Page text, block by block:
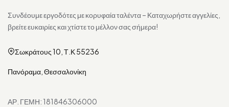
Συνδέουμε εργοδότες με κορυφαία ταλέντα – Καταχωρήστε αγγελίες,
βρείτε ευκαιρίες και χτίστε το μέλλον σας σήμερα!
Σωκράτους 10, Τ.Κ 55236
Πανόραμα, Θεσσαλονίκη
ΑΡ. ΓΕΜΗ: 181846306000